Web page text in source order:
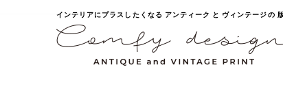
インテリアにプラスしたくなる アンティーク と ヴィンテージの